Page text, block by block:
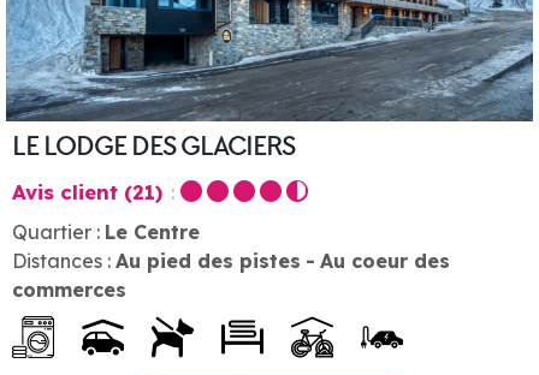
LE LODGE DES GLACIERS
Avis client (21)
Quartier : Le Centre
Distances : Au pied des pistes
Au coeur des
commerces